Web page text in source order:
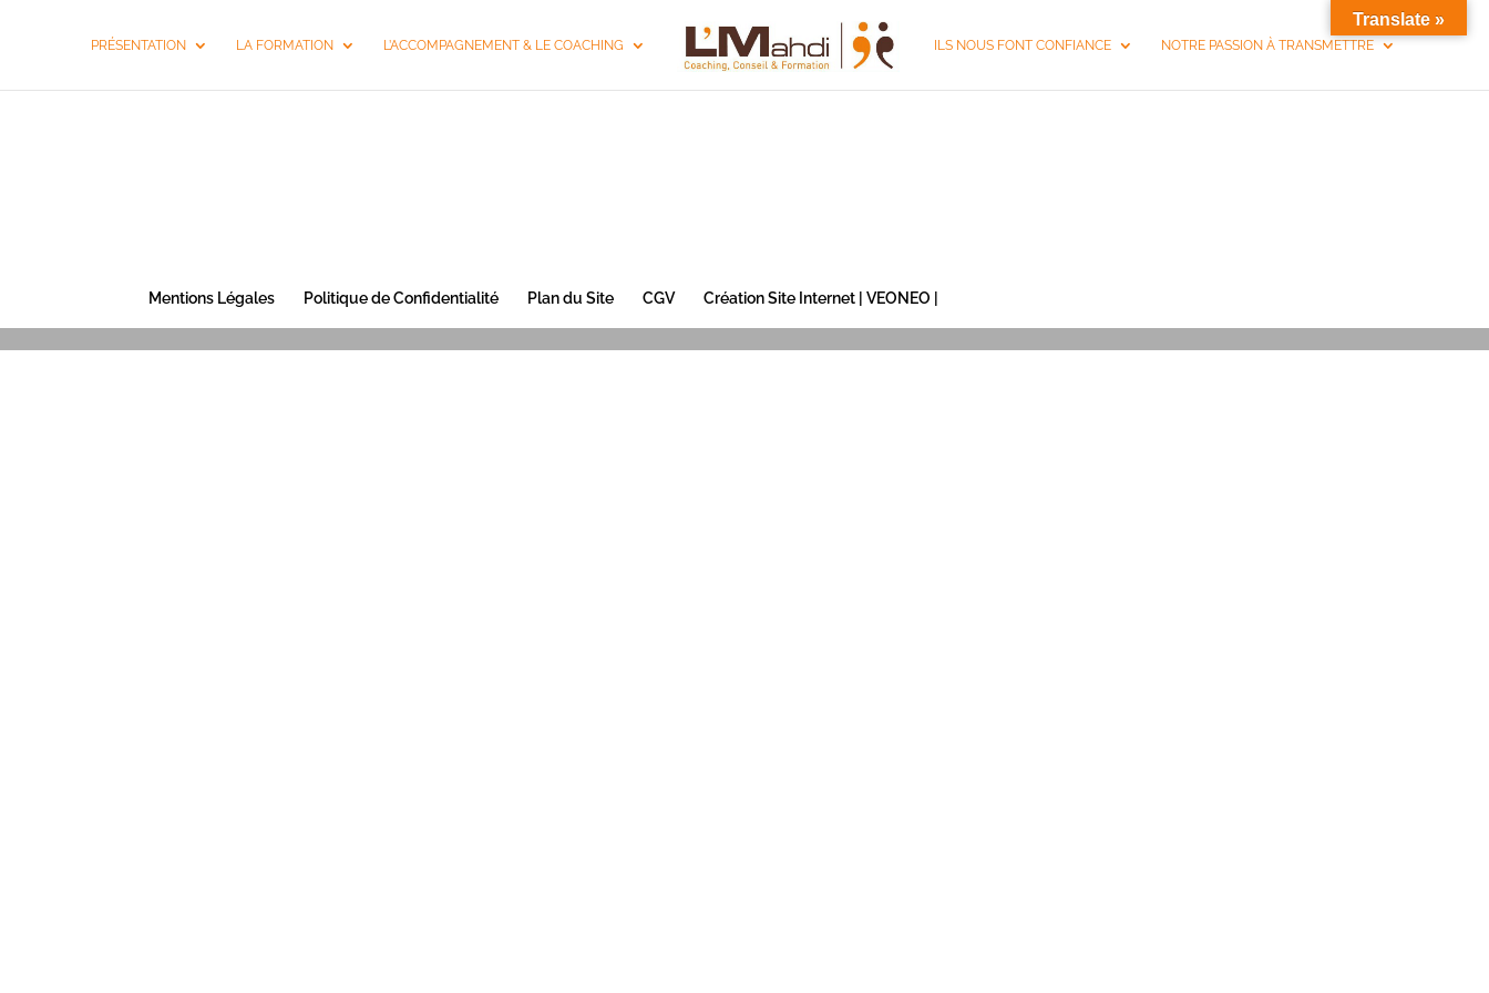
PRÉSENTATION LA FORMATION L’ACCOMPAGNEMENT & LE COACHING ILS NOUS FONT CONFIANCE NOTRE PASSION À TRANSMETTRE
Mentions Légales Politique de Confidentialité Plan du Site CGV Création Site Internet | VEONEO |
Translate »